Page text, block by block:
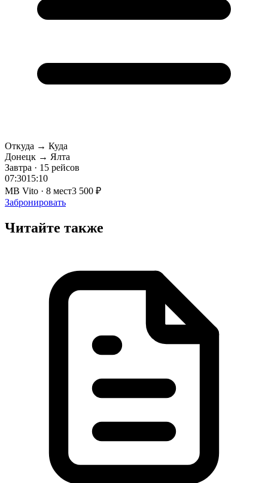
Откуда → Куда
Донецк → Ялта
Завтра · 15 рейсов
07:3015:10
MB Vito · 8 мест3 500 ₽
Забронировать
Читайте также